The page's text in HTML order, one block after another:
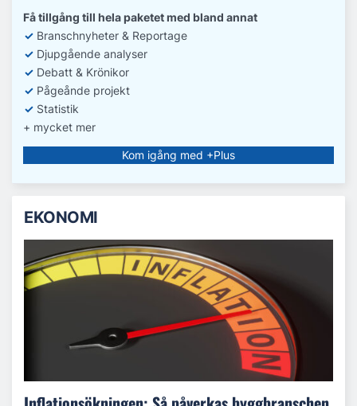
Få tillgång till hela paketet med bland annat
✓ Branschnyheter & Reportage
✓ Djupgående analyser
✓ Debatt & Krönikor
✓ Pågeånde projekt
✓ Statistik
+ mycket mer
Kom igång med +Plus
EKONOMI